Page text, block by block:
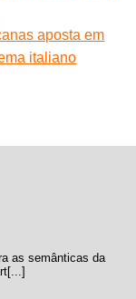
aposta em
italiano
as semânticas da